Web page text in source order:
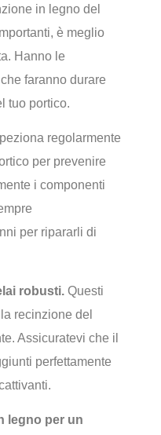
in legno del
è meglio
Hanno le
faranno durare
tuo portico.
regolarmente
per prevenire
i componenti
per ripararli di
robusti. Questi
recinzione del
Assicuratevi che il
perfettamente
legno per un